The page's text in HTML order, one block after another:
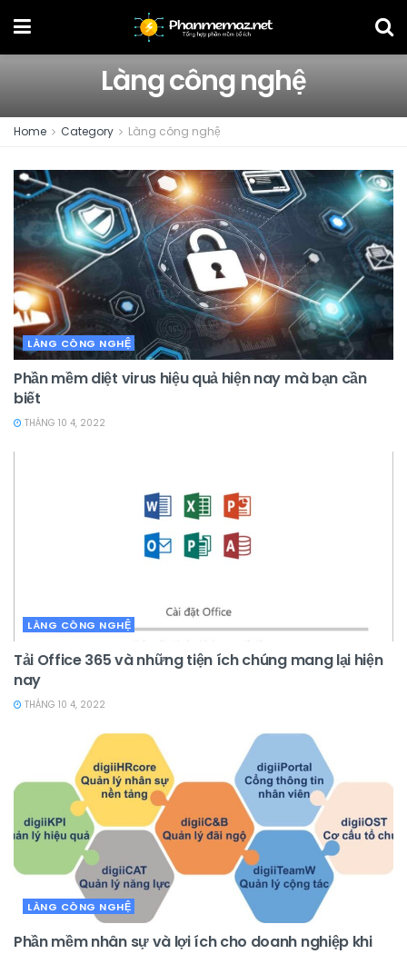
Làng công nghệ
Home Category Làng công nghệ
LÀNG CÔNG NGHỆ
Phần mềm diệt virus hiệu quả hiện nay mà bạn cần
biết
THÁNG 10 4, 2022
LÀNG CÔNG NGHỆ
Tải Office 365 và những tiện ích chúng mang lại hiện
nay
THÁNG 10 4, 2022
LÀNG CÔNG NGHỆ
Phần mềm nhân sự và lợi ích cho doanh nghiệp khi